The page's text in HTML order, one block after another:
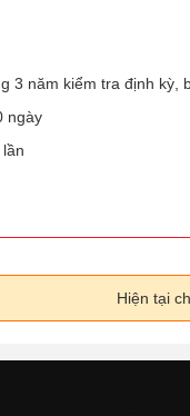
3 năm kiểm tra định kỳ,
ngày
Hiện tại